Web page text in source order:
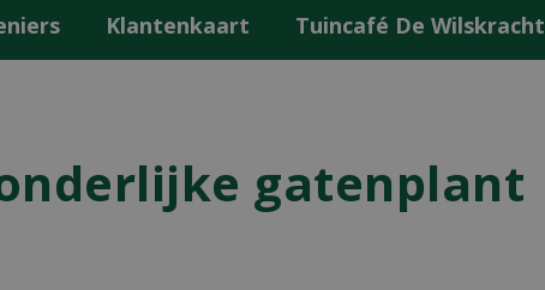
Klantenkaart Tuincafé De Wilskracht
gatenplant